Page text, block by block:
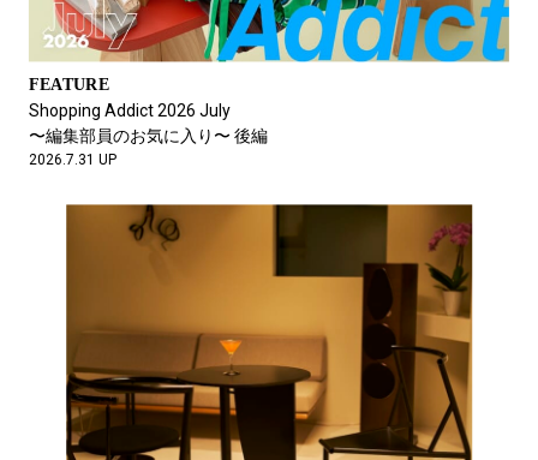
FEATURE
Shopping Addict 2026 July
〜編集部員のお気に入り〜 後編
2026.7.31 UP
ランナー同士がつながる場所。
ALPEN RUNが実践する“ランコミュニティブランド”というあり